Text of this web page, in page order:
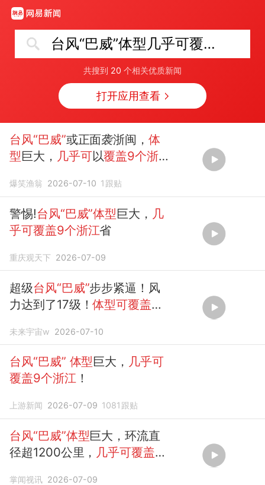
台风“巴威”体型几乎可覆盖9个浙江
共搜到 20 个相关优质新闻
打开应用查看
台风“巴威”或正面袭浙闽， 体
型巨大， 几乎可以覆盖9个浙
爆笑渔翁 2026-07-10 1 跟贴
警惕!台风“巴威”体型巨大， 几
乎可覆盖9个浙江省
重庆观天下 2026-07-09
超级台风“巴威”步步紧逼！风
力达到了17级！体型可覆盖9
未来宇宙w 2026-07-10
台风“巴威” 体型巨大， 几乎可
覆盖9个浙江！
上游新闻 2026-07-09 1081 跟贴
台风“巴威”体型巨大，环流直
径超1200公里， 几乎可覆盖9
掌闻视讯 2026-07-09